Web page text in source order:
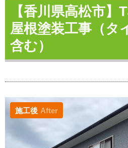
【香川県高松市
屋根塗装工事（タ
含む）
施工後 After